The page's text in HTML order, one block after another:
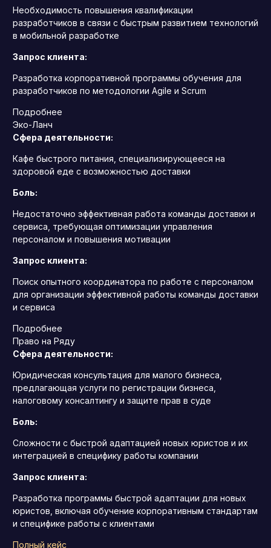
Необходимость повышения квалификации
разработчиков в связи с быстрым развитием технологий
в мобильной разработке
Запрос клиента:
Разработка корпоративной программы обучения для
разработчиков по методологии Agile и Scrum
Подробнее
Эко-Ланч
Сфера деятельности:
Кафе быстрого питания, специализирующееся на
здоровой еде с возможностью доставки
Боль:
Недостаточно эффективная работа команды доставки и
сервиса, требующая оптимизации управления
персоналом и повышения мотивации
Запрос клиента:
Поиск опытного координатора по работе с персоналом
для организации эффективной работы команды доставки
и сервиса
Подробнее
Право на Ряду
Сфера деятельности:
Юридическая консультация для малого бизнеса,
предлагающая услуги по регистрации бизнеса,
налоговому консалтингу и защите прав в суде
Боль:
Сложности с быстрой адаптацией новых юристов и их
интеграцией в специфику работы компании
Запрос клиента:
Разработка программы быстрой адаптации для новых
юристов, включая обучение корпоративным стандартам
и специфике работы с клиентами
Полный кейс